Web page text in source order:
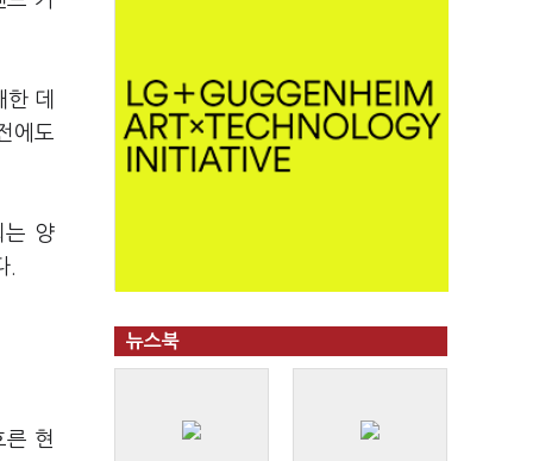
데
에도
는 양
.
른 현
뉴스북